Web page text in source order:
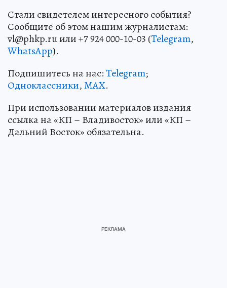
Стали свидетелем интересного события?
Сообщите об этом нашим журналистам:
vl@phkp.ru или +7 924 000-10-03 (Telegram,
WhatsApp).
Подпишитесь на нас:Telegram;
Одноклассники,MAX.
При использовании материалов издания
ссылка на «КП – Владивосток» или «КП –
Дальний Восток» обязательна.